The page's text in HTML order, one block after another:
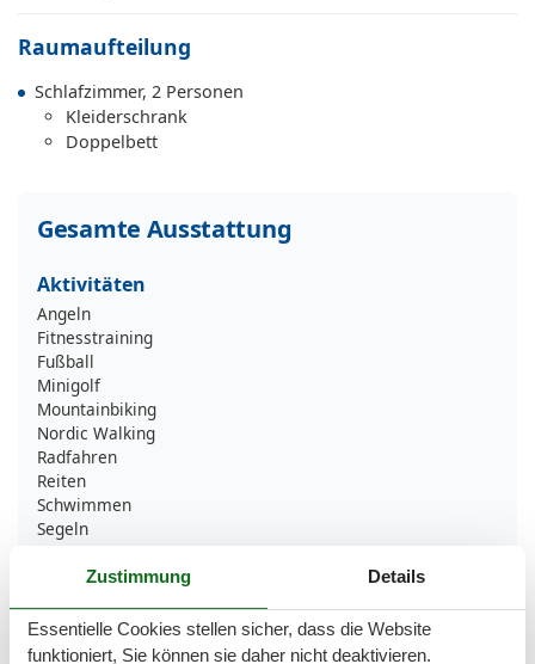
Raumaufteilung
Schlafzimmer, 2 Personen
Kleiderschrank
Doppelbett
Gesamte Ausstattung
Aktivitäten
Angeln
Fitnesstraining
Fußball
Minigolf
Mountainbiking
Nordic Walking
Radfahren
Reiten
Schwimmen
Segeln
Surfen
Wandern
Wasserski
Zustimmung Details
Essentielle Cookies stellen sicher, dass die Website
funktioniert, Sie können sie daher nicht deaktivieren.